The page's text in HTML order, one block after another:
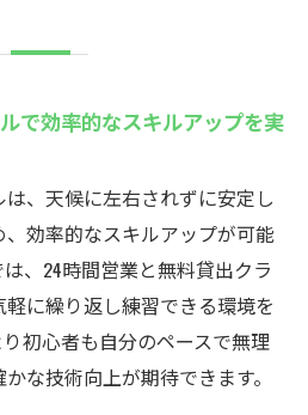
で効率的なスキルアップを実
、天候に左右されずに安定し
効率的なスキルアップが可能
、24時間営業と無料貸出クラ
に繰り返し練習できる環境を
初心者も自分のペースで無理
な技術向上が期待できます。